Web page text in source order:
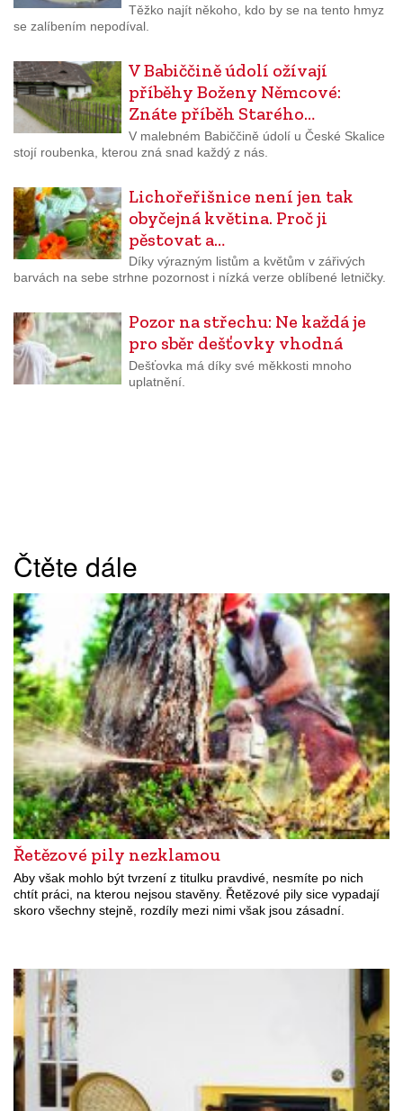
Těžko najít někoho, kdo by se na tento hmyz
se zalíbením nepodíval.
V Babiččině údolí ožívají
příběhy Boženy Němcové:
Znáte příběh Starého…
V malebném Babiččině údolí u České Skalice
stojí roubenka, kterou zná snad každý z nás.
Lichořeřišnice není jen tak
obyčejná květina. Proč ji
pěstovat a…
Díky výrazným listům a květům v zářivých
barvách na sebe strhne pozornost i nízká verze oblíbené letničky.
Pozor na střechu: Ne každá je
pro sběr dešťovky vhodná
Dešťovka má díky své měkkosti mnoho
uplatnění.
Čtěte dále
Řetězové pily nezklamou
Aby však mohlo být tvrzení z titulku pravdivé, nesmíte po nich
chtít práci, na kterou nejsou stavěny. Řetězové pily sice vypadají
skoro všechny stejně, rozdíly mezi nimi však jsou zásadní.